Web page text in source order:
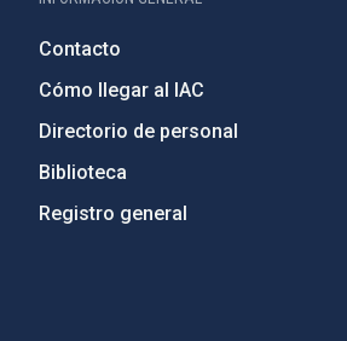
Contacto
Cómo llegar al IAC
Directorio de personal
Biblioteca
Registro general